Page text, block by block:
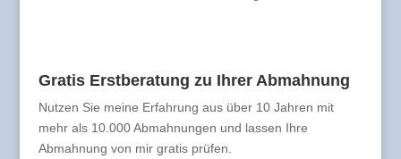
Gratis Erstberatung zu Ihrer Abmahnung
Nutzen Sie meine Erfahrung aus über 10 Jahren mit
mehr als 10.000 Abmahnungen und lassen Ihre
Abmahnung von mir gratis prüfen.